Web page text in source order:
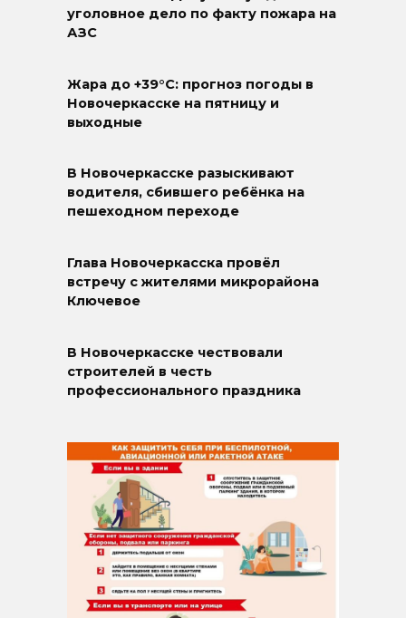
уголовное дело по факту пожара на
АЗС
Жара до +39°C: прогноз погоды в
Новочеркасске на пятницу и
выходные
В Новочеркасске разыскивают
водителя, сбившего ребёнка на
пешеходном переходе
Глава Новочеркасска провёл
встречу с жителями микрорайона
Ключевое
В Новочеркасске чествовали
строителей в честь
профессионального праздника